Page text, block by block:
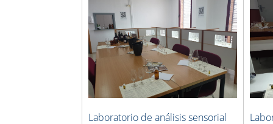
Laboratorio de análisis sensorial